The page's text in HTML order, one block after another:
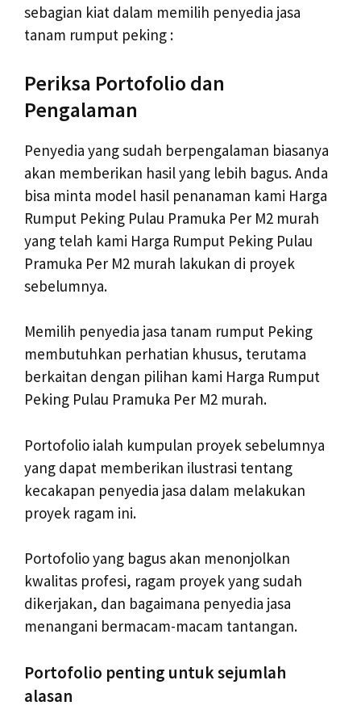
sebagian kiat dalam memilih penyedia jasa
tanam rumput peking :
Periksa Portofolio dan
Pengalaman
Penyedia yang sudah berpengalaman biasanya
akan memberikan hasil yang lebih bagus. Anda
bisa minta model hasil penanaman kami Harga
Rumput Peking Pulau Pramuka Per M2 murah
yang telah kami Harga Rumput Peking Pulau
Pramuka Per M2 murah lakukan di proyek
sebelumnya.
Memilih penyedia jasa tanam rumput Peking
membutuhkan perhatian khusus, terutama
berkaitan dengan pilihan kami Harga Rumput
Peking Pulau Pramuka Per M2 murah.
Portofolio ialah kumpulan proyek sebelumnya
yang dapat memberikan ilustrasi tentang
kecakapan penyedia jasa dalam melakukan
proyek ragam ini.
Portofolio yang bagus akan menonjolkan
kwalitas profesi, ragam proyek yang sudah
dikerjakan, dan bagaimana penyedia jasa
menangani bermacam-macam tantangan.
Portofolio penting untuk sejumlah
alasan